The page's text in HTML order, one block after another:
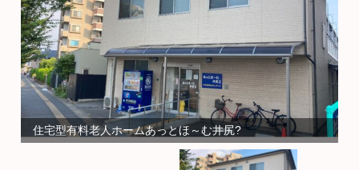
住宅型有料老人ホームあっとほ～む井尻?